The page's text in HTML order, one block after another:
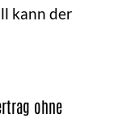
kann der
ohne